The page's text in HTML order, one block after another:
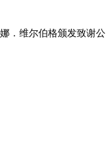
．维尔伯格颁发致谢公